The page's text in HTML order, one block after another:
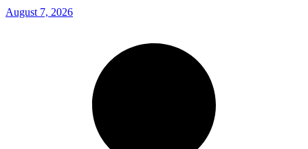
August 7, 2026